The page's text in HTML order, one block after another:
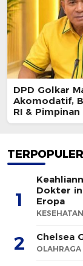
DPD Golkar
Akomodatif,
RI & Pimpinan
TERPOPULER
1
Dokter
Eropa
KESEHATAN
2 Chelsea
OLAHRAGA